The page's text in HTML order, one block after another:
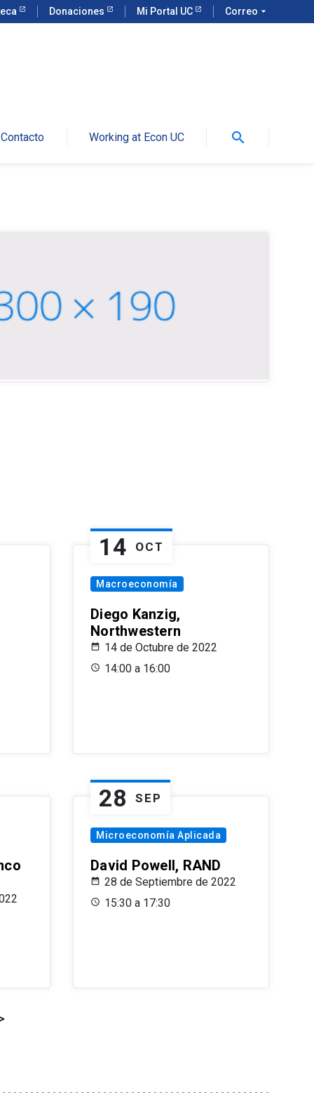
Donaciones Mi Portal UC Correo arrow_drop_down
Contacto Working at Econ UC search
14 OCT
Macroeconomía
Diego Kanzig,
Northwestern
14 de Octubre de 2022
14:00 a 16:00
28 SEP
Microeconomía Aplicada
David Powell, RAND
28 de Septiembre de 2022
15:30 a 17:30